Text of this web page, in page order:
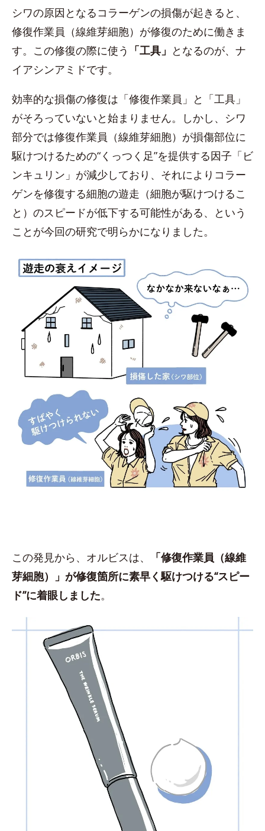
シワの原因となるコラーゲンの損傷が起きると、
修復作業員（線維芽細胞）が修復のために働きま
す。この修復の際に使う 「工具」 となるのが、ナ
イアシンアミドです。
効率的な損傷の修復は「修復作業員」と「工具」
がそろっていないと始まりません。しかし、シワ
部分では修復作業員（線維芽細胞）が損傷部位に
駆けつけるための“くっつく足”を提供する因子「ビ
ンキュリン」が減少しており、それによりコラー
ゲンを修復する細胞の遊走（細胞が駆けつけるこ
と）のスピードが低下する可能性がある、という
ことが今回の研究で明らかになりました。
この発見から、オルビスは、
「修復作業員（線維
芽細胞）」が修復箇所に素早く駆けつける“スピー
ド”に着眼しました。